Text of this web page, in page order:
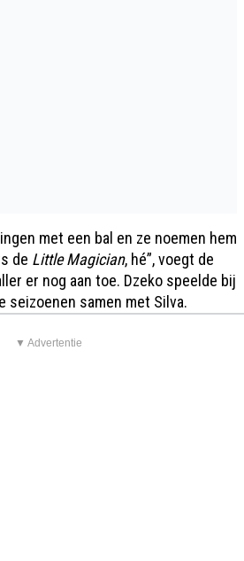
met een bal en ze noemen hem
de Little Magician, hé”, voegt de
er nog aan toe. Dzeko speelde bij
seizoenen samen met Silva.
▼ Advertentie